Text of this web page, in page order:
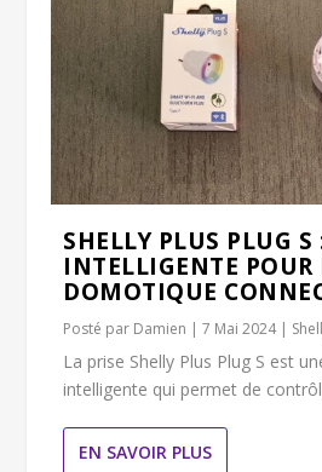
SHELLY PLUS PLUG S
INTELLIGENTE POUR
DOMOTIQUE
Posté par Damien |7 Mai 2024|
La prise Shelly Plus Plug S est
intelligente qui permet de
EN SAVOIR PLUS